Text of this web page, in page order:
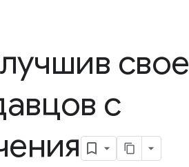
свое
с